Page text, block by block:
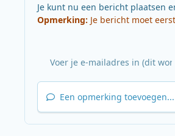
Je kunt nu een bericht plaatsen
Opmerking: Je bericht moet
Een opmerking toevoegen...